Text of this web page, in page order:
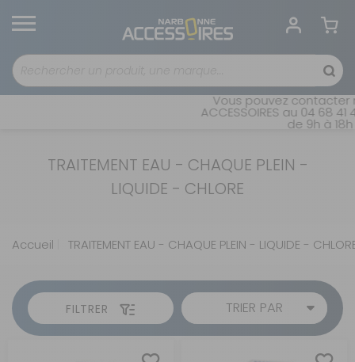
Vous pouvez contacter
ACCESSOIRES au 04 68
de 9h à
TRAITEMENT EAU - CHAQUE PLEIN -
LIQUIDE - CHLORE
Accueil TRAITEMENT EAU - CHAQUE PLEIN - LIQUIDE -
FILTRER TRIER PAR